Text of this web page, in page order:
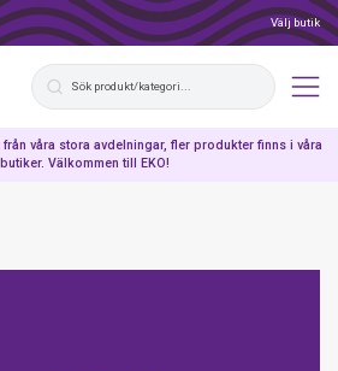
Välj butik
våra stora avdelningar, fler produkter finns i våra
butiker. Välkommen till EKO!